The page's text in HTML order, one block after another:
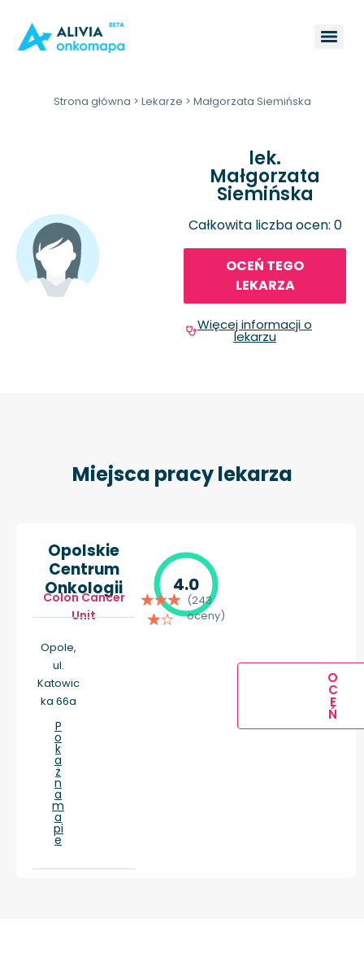
Strona główna > Lekarze > Małgorzata Siemińska
lek.
Małgorzata
Siemińska
Całkowita liczba ocen: 0
OCEŃ TEGO
LEKARZA
Więcej informacji o
lekarzu
Miejsca pracy lekarza
Opolskie
Centrum
Onkologii
Colon Cancer
Unit
Opole,
ul.
Katowic
ka 66a
P
o
k
a
ż
n
a
m
a
pi
e
4.0
(243
oceny)
O
C
E
Ń